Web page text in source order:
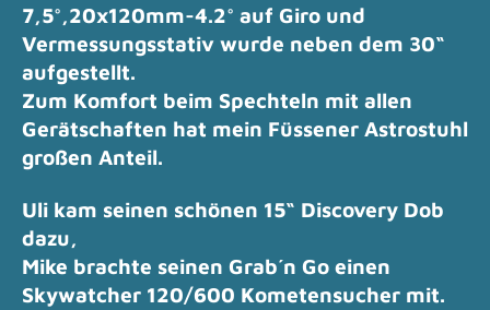
7,5°,20x120mm-4.2° auf Giro und
Vermessungsstativ wurde neben dem 30“
aufgestellt.
Zum Komfort beim Spechteln mit allen
Gerätschaften hat mein Füssener Astrostuhl
großen Anteil.
Uli kam seinen schönen 15“ Discovery Dob
dazu,
Mike brachte seinen Grab´n Go einen
Skywatcher 120/600 Kometensucher mit.